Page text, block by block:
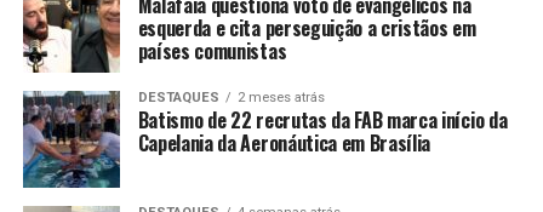
esquerda e cita perseguição a cristãos em
países comunistas
DESTAQUES 2 meses atrás
Batismo de 22 recrutas da FAB marca início da
Capelania da Aeronáutica em Brasília